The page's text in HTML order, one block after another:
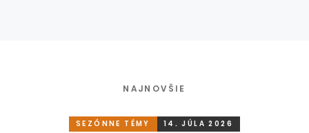
NAJNOVŠIE
SEZÓNNE TÉMY 14. JÚLA 2026